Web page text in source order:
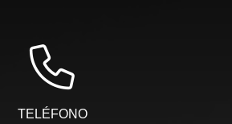
TELÉFONO